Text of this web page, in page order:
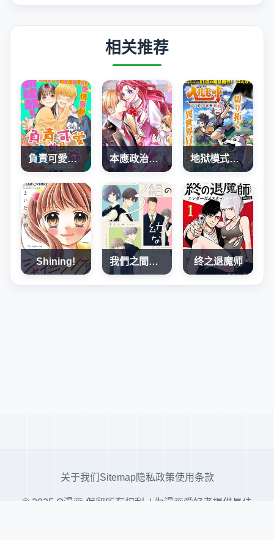
相关推荐
負責可愛的是本大爺 本應政治聯姻了的前男友 （現上司）追着我求複合 地狱模式～喜欢速通游戏的玩家在废设定异世界无双
Shining! 我們之間，只差一句喜歡 终之退魔师
关于我们 Sitemap隐私政策使用条款
© 2025 Q漫画 保留所有权利. | 为漫画爱好者提供最佳